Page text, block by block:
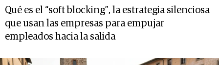
Qué es el “soft blocking”, la estrategia silenciosa
que usan las empresas para empujar
empleados hacia la salida